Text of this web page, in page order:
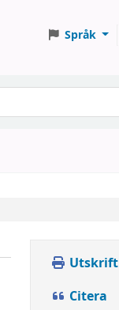
Språk
Utskrift
Citera